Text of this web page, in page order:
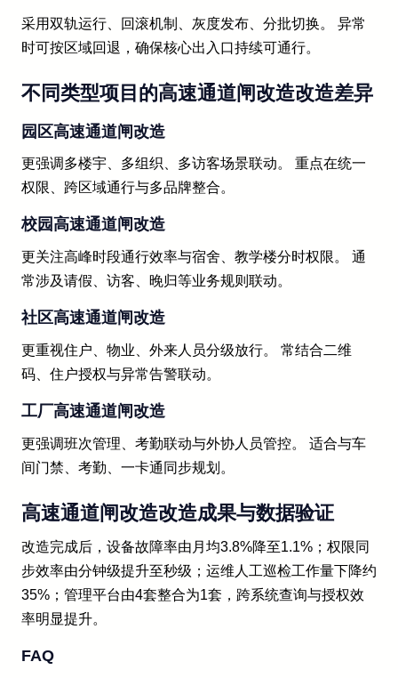
采用双轨运行、回滚机制、灰度发布、分批切换。 异常
时可按区域回退，确保核心出入口持续可通行。
不同类型项目的高速通道闸改造改造差异
园区高速通道闸改造
更强调多楼宇、多组织、多访客场景联动。 重点在统一
权限、跨区域通行与多品牌整合。
校园高速通道闸改造
更关注高峰时段通行效率与宿舍、教学楼分时权限。 通
常涉及请假、访客、晚归等业务规则联动。
社区高速通道闸改造
更重视住户、物业、外来人员分级放行。 常结合二维
码、住户授权与异常告警联动。
工厂高速通道闸改造
更强调班次管理、考勤联动与外协人员管控。 适合与车
间门禁、考勤、一卡通同步规划。
高速通道闸改造改造成果与数据验证
改造完成后，设备故障率由月均3.8%降至1.1%；权限同
步效率由分钟级提升至秒级；运维人工巡检工作量下降约
35%；管理平台由4套整合为1套，跨系统查询与授权效
率明显提升。
FAQ